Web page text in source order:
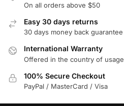
On all orders above $50
Easy 30 days returns
30 days money back guarantee
International Warranty
Offered in the country of usage
100% Secure Checkout
PayPal / MasterCard / Visa